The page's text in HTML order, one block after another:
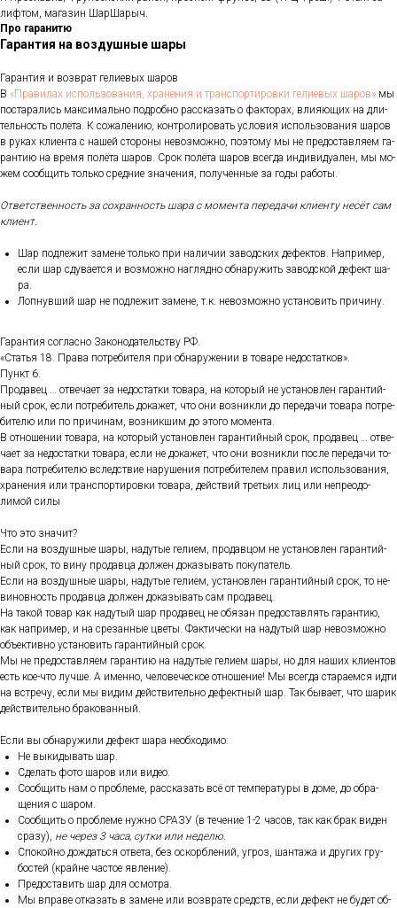
лифтом, магазин ШарШарыч.
Про гаранитю
Гарантия на воздушные шары
Га­ран­тия и воз­врат ге­ли­евых ша­ров
В «Пра­ви­лах ис­поль­зо­ва­ния, хра­не­ния и тран­спор­ти­ров­ки ге­ли­евых ша­ров» мы
пос­та­рались мак­си­маль­но под­робно рас­ска­зать о фак­то­рах, вли­яющих на дли­
тель­ность по­лёта. К со­жале­нию, кон­тро­лиро­вать ус­ло­вия ис­поль­зо­вания ша­ров
в ру­ках кли­ен­та с на­шей сто­роны не­воз­можно, по­это­му мы не пре­дос­тавля­ем га­
ран­тию на вре­мя по­лёта ша­ров. Срок по­лёта ша­ров всег­да ин­ди­виду­ален, мы мо­
жем со­об­щить толь­ко сред­ние зна­чения, по­лучен­ные за го­ды ра­боты.
От­ветс­твен­ность за сох­ранность ша­ра с мо­мен­та пе­реда­чи кли­ен­ту не­сёт сам
кли­ент.
Шар под­ле­жит за­мене толь­ко при на­личии за­вод­ских де­фек­тов. Нап­ри­мер,
ес­ли шар сду­ва­ет­ся и воз­можно наг­лядно об­на­ружить за­вод­ской де­фект ша­
ра.
Лоп­нувший шар не под­ле­жит за­мене, т.к. не­воз­можно ус­та­новить при­чину.
Га­ран­тия сог­ласно За­коно­датель­ству РФ.
«Статья 18. Пра­ва пот­ре­бите­ля при об­на­руже­нии в то­варе не­дос­татков».
Пункт 6.
Про­давец … от­ве­ча­ет за не­дос­татки то­вара, на ко­торый не ус­та­нов­лен га­ран­тий­
ный срок, ес­ли пот­ре­битель до­кажет, что они воз­никли до пе­реда­чи то­вара пот­ре­
бите­лю или по при­чинам, воз­никшим до это­го мо­мен­та.
В от­но­шении то­вара, на ко­торый ус­та­нов­лен га­ран­тий­ный срок, про­давец … от­ве­
ча­ет за не­дос­татки то­вара, ес­ли не до­кажет, что они воз­никли пос­ле пе­реда­чи то­
вара пот­ре­бите­лю вследс­твие на­руше­ния пот­ре­бите­лем пра­вил ис­поль­зо­вания,
хра­нения или тран­спор­ти­ров­ки то­вара, дей­ствий треть­их лиц или неп­ре­одо­
лимой си­лы
Что это зна­чит?
Ес­ли на воз­душные ша­ры, на­дутые ге­ли­ем, про­дав­цом не ус­та­нов­лен га­ран­тий­
ный срок, то ви­ну про­дав­ца дол­жен до­казы­вать по­купа­тель.
Ес­ли на воз­душные ша­ры, на­дутые ге­ли­ем, ус­та­нов­лен га­ран­тий­ный срок, то не­
винов­ность про­дав­ца дол­жен до­казы­вать сам про­давец.
На та­кой то­вар как на­дутый шар про­давец не обя­зан пре­дос­тавлять га­ран­тию,
как нап­ри­мер, и на сре­зан­ные цве­ты. Фак­ти­чес­ки на на­дутый шар не­воз­можно
объ­ек­тивно ус­та­новить га­ран­тий­ный срок.
Мы не пре­дос­тавля­ем га­ран­тию на на­дутые ге­ли­ем ша­ры, но для на­ших кли­ен­тов
есть кое-что луч­ше. А имен­но, че­лове­чес­кое от­но­шение! Мы всег­да ста­ра­ем­ся ид­ти
на встре­чу, ес­ли мы ви­дим дей­стви­тель­но де­фек­тный шар. Так бы­ва­ет, что ша­рик
дей­стви­тель­но бра­кован­ный.
Ес­ли вы об­на­ружи­ли де­фект ша­ра не­об­хо­димо:
Не вы­киды­вать шар.
Сде­лать фо­то ша­ров или ви­део.
Со­об­щить нам о проб­ле­ме, рас­ска­зать всё от тем­пе­рату­ры в до­ме, до об­ра­
щения с ша­ром.
Со­об­щить о проб­ле­ме нуж­но СРА­ЗУ (в те­чение 1-2 ча­сов, так как брак ви­ден
сра­зу), не че­рез 3 ча­са, сут­ки или не­делю.
Спо­кой­но дож­дать­ся от­ве­та, без ос­кор­бле­ний, уг­роз, шан­та­жа и дру­гих гру­
бос­тей (край­не час­тое яв­ле­ние).
Пре­дос­та­вить шар для ос­мотра.
Мы впра­ве от­ка­зать в за­мене или воз­вра­те средств, ес­ли де­фект не бу­дет об­